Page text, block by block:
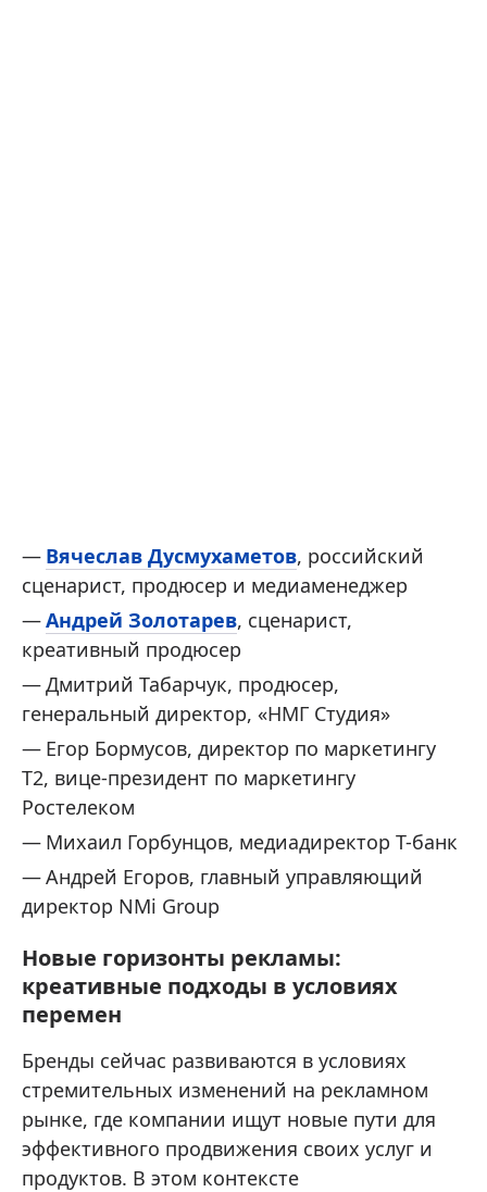
Вячеслав Дусмухаметов, российский
сценарист, продюсер и медиаменеджер
Андрей Золотарев, сценарист,
креативный продюсер
Дмитрий Табарчук, продюсер,
генеральный директор, «НМГ Студия»
Егор Бормусов, директор по маркетингу
Т2, вице-президент по маркетингу
Ростелеком
Михаил Горбунцов, медиадиректор Т-банк
Андрей Егоров, главный управляющий
директор NMi Group
Новые горизонты рекламы:
креативные подходы в условиях
перемен
Бренды сейчас развиваются в условиях
стремительных изменений на рекламном
рынке, где компании ищут новые пути для
эффективного продвижения своих услуг и
продуктов. В этом контексте